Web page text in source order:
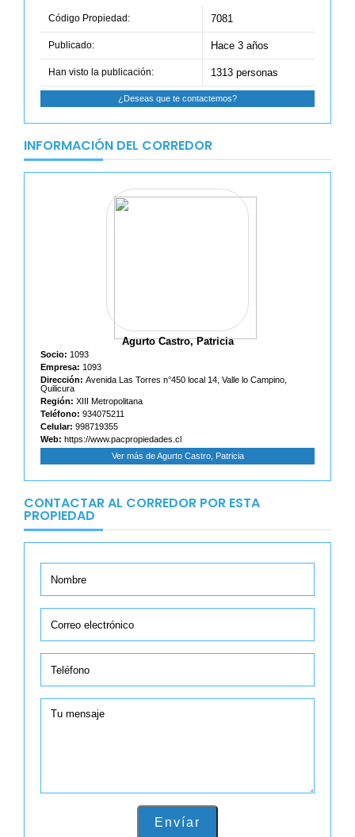
Código Propiedad: 7081
Publicado: Hace 3 años
Han visto la publicación: 1313 personas
¿Deseas que te contactemos?
INFORMACIÓN DEL CORREDOR
Agurto Castro, Patricia
Socio: 1093
Empresa: 1093
Dirección: Avenida Las Torres n°450 local 14, Valle lo Campino,
Quilicura
Región: XIII Metropolitana
Teléfono: 934075211
Celular: 998719355
Web: https://www.pacpropiedades.cl
Ver más de Agurto Castro, Patricia
CONTACTAR AL CORREDOR POR ESTA
PROPIEDAD
Envíar